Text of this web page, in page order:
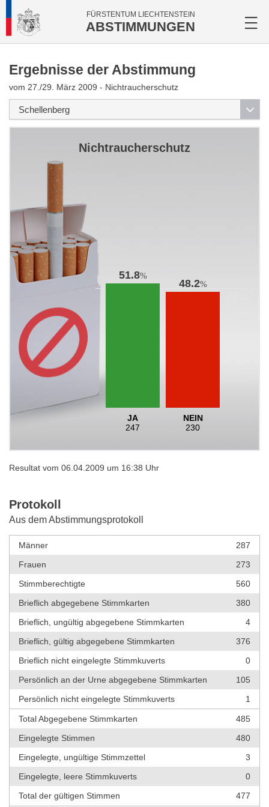
FÜRSTENTUM LIECHTENSTEIN
ABSTIMMUNGEN
Ergebnisse der Abstimmung
vom 27./29. März 2009 - Nichtraucherschutz
Nichtraucherschutz
51.8%
JA
247
48.2%
NEIN
230
Resultat vom 06.04.2009 um 16:38 Uhr
Protokoll
Aus dem Abstimmungsprotokoll
Männer
287
Frauen
273
Stimmberechtigte
560
Brieflich abgegebene Stimmkarten
380
Brieflich, ungültig abgegebene Stimmkarten
4
Brieflich, gültig abgegebene Stimmkarten
376
Brieflich nicht eingelegte Stimmkuverts
0
Persönlich an der Urne abgegebene Stimmkarten
105
Persönlich nicht eingelegte Stimmkuverts
1
Total Abgegebene Stimmkarten
485
Eingelegte Stimmen
480
Eingelegte, ungültige Stimmzettel
3
Eingelegte, leere Stimmkuverts
0
Total der gültigen Stimmen
477